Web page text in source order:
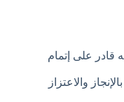
قادر على إتمام
والاعتزاز